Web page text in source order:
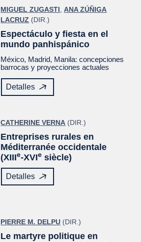
MIGUEL ZUGASTI,ANA ZÚÑIGA
LACRUZ (DIR.)
Espectáculo y fiesta en el
mundo panhispánico
México, Madrid, Manila: concepciones
barrocas y proyecciones actuales
Detalles
CATHERINE VERNA (DIR.)
Entreprises rurales en
Méditerranée occidentale
(XIIIe-XVIe siècle)
Detalles
PIERRE M. DELPU (DIR.)
Le martyre politique en